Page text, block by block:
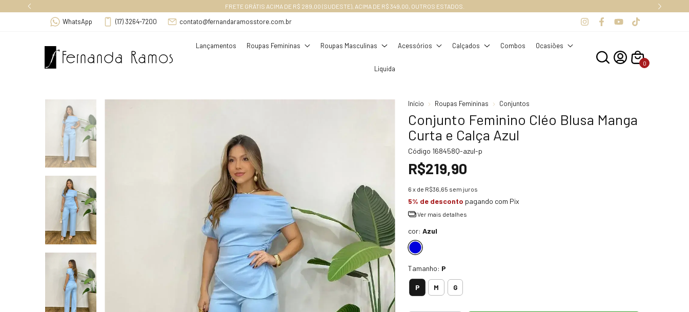
FRETE GRÁTIS ACIMA DE R$ 289,00 (SUDESTE), ACIMA DE R$ 349,00, OUTROS ESTADOS.
WhatsApp (17) 3264-7200 contato@fernandaramosstore.com.br
Lançamentos Roupas Femininas Roupas Masculinas Acessórios Calçados Combos Ocasiões
Liquida
0
Início Roupas Femininas Conjuntos
Conjunto Feminino Cléo Blusa Manga
Curta e Calça Azul
Código 168458Q-azul-p
R$219,90
6 x de R$36,65 sem juros
5% de desconto pagando com Pix
Ver mais detalhes
cor: Azul
Tamanho: P
P M G